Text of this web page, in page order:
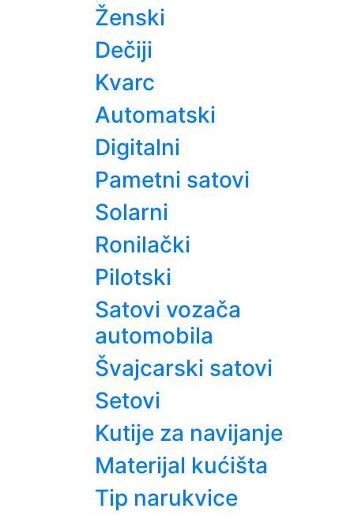
Ženski
Dečiji
Kvarc
Automatski
Digitalni
Pametni satovi
Solarni
Ronilački
Pilotski
Satovi vozača
automobila
Švajcarski satovi
Setovi
Kutije za navijanje
Materijal kućišta
Tip narukvice